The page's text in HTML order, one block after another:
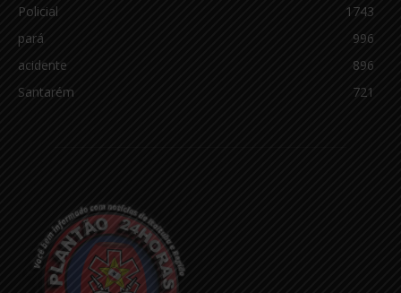
Policial
1743
pará
996
acidente
896
Santarém
721